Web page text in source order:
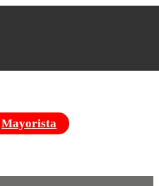
Mayorista